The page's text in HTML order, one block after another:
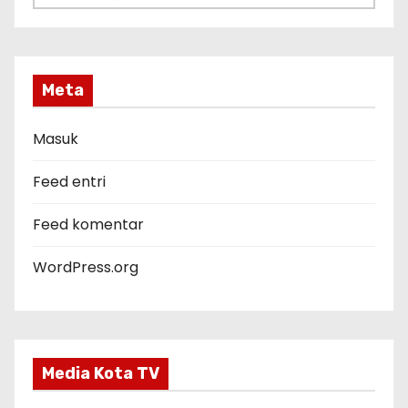
a
o
r
Meta
Masuk
Feed entri
Feed komentar
WordPress.org
Media Kota TV